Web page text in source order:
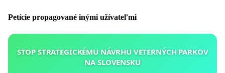
Petície propagované inými užívateľmi
STOP STRATEGICKÉMU NÁVRHU VETERNÝCH PARKOV
NA SLOVENSKU